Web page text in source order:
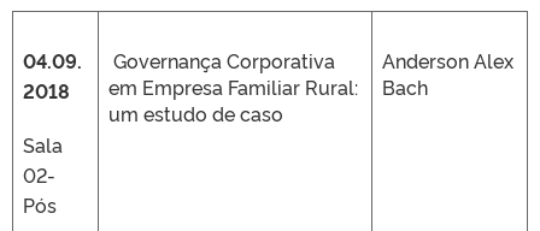
04.09.
2018
Sala
02-
Pós
Governança Corporativa
em Empresa Familiar Rural:
um estudo de caso
Anderson Alex
Bach